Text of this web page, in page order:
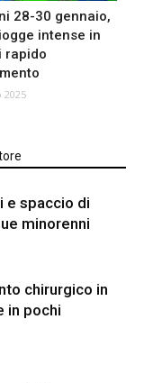
28-30 gennaio,
intense in
rapido
2025
e spaccio di
minorenni
chirurgico in
in pochi